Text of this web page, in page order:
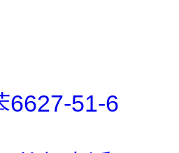
6627-51-6